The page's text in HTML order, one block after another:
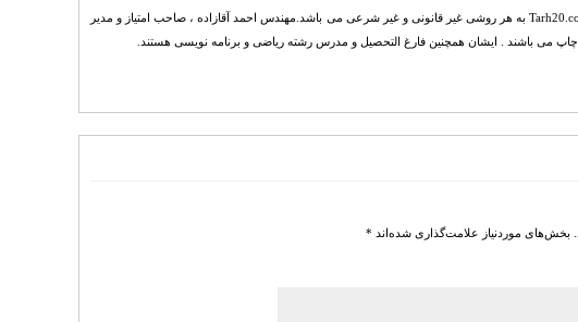
تمامی حقوق برای احمد آقازاده محفوظ است . هرگونه انتشار فایل های خریداری شده از Tarh20.com به هر روشی غیر قانونی و غیر شرعی می باشد.مهندس احمد آقازاده ، صاحب امتیاز و مدیر
بخش‌های موردنیاز علامت‌گذاری شده‌اند *